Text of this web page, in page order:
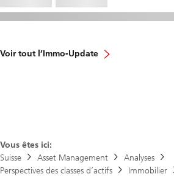
Voir tout l’Immo-Update
Vous êtes ici:
Suisse
Asset Management
Analyses
Perspectives des classes d’actifs
Immobilier